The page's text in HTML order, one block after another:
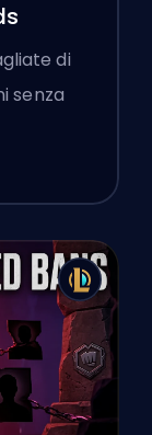
di
senza